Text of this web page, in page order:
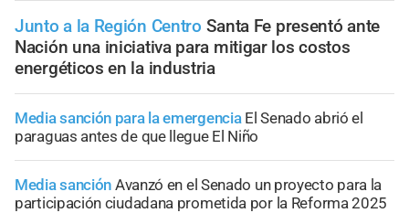
Junto a la Región Centro Santa Fe presentó ante
Nación una iniciativa para mitigar los costos
energéticos en la industria
Media sanción para la emergencia El Senado abrió el
paraguas antes de que llegue El Niño
Media sanción Avanzó en el Senado un proyecto para la
participación ciudadana prometida por la Reforma 2025